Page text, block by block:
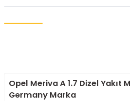
Opel Meriva A 1.7 Dizel Yakıt
Germany Marka